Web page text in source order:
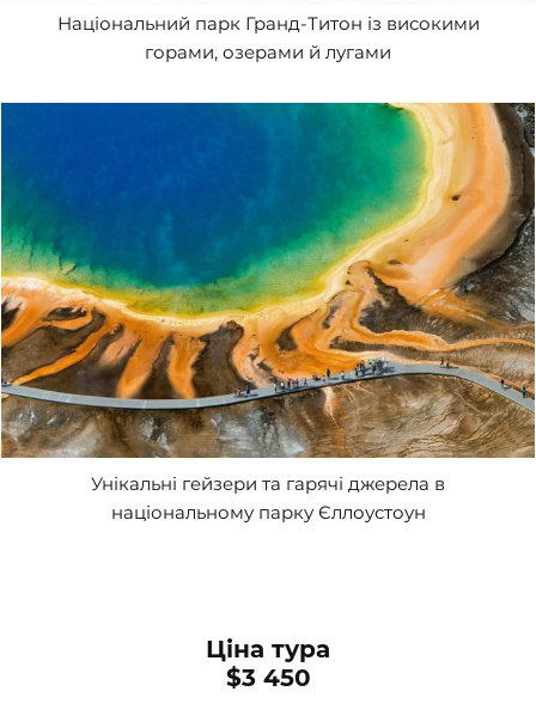
Національний парк Гранд-Титон із високими
горами, озерами й лугами
Унікальні гейзери та гарячі джерела в
національному парку Єллоустоун
Ціна тура
$3 450